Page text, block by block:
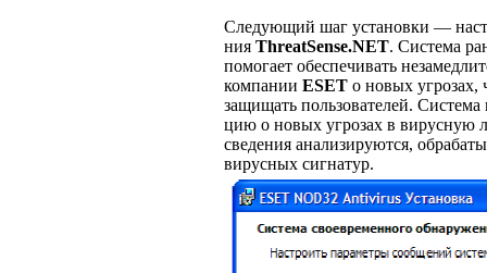
Следующий шаг установки —
ния ThreatSense.NET. Система
помогает обеспечивать
компании ESET о новых угрозах,
защищать пользователей.
цию о новых угрозах в вирусную
сведения анализируются,
вирусных сигнатур.